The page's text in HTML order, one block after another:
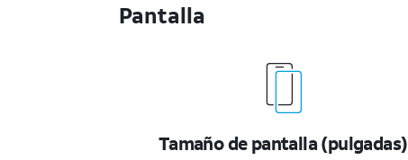
Pantalla
Tamaño de pantalla (pulgadas)